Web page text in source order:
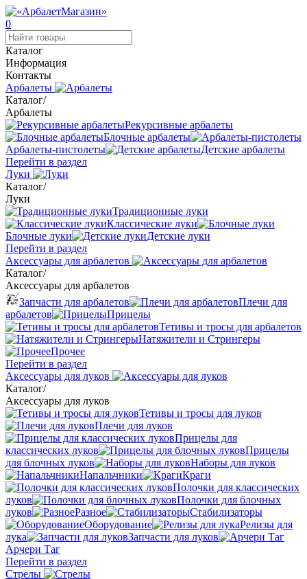
0
Каталог
Информация
Контакты
Арбалеты
Каталог/
Арбалеты
Рекурсивные арбалеты
Блочные арбалеты
Арбалеты-пистолеты
Детские арбалеты
Перейти в раздел
Луки
Каталог/
Луки
Традиционные луки
Классические луки
Блочные луки
Детские луки
Перейти в раздел
Аксессуары для арбалетов
Каталог/
Аксессуары для арбалетов
Запчасти для арбалетов
Плечи для
арбалетов
Прицелы
Тетивы и тросы для арбалетов
Натяжители и Стрингеры
Прочее
Перейти в раздел
Аксессуары для луков
Каталог/
Аксессуары для луков
Тетивы и тросы для луков
Плечи для луков
Прицелы для
классических луков
Прицелы
для блочных луков
Наборы для луков
Напальчники
Краги
Полочки для классических
луков
Полочки для блочных
луков
Разное
Стабилизаторы
Оборудование
Релизы для
лука
Запчасти для луков
Арчери Таг
Перейти в раздел
Стрелы